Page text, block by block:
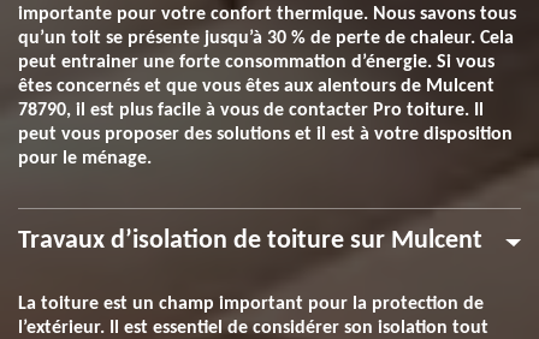
importante pour votre confort thermique. Nous savons tous
qu’un toit se présente jusqu’à 30 % de perte de chaleur. Cela
peut entrainer une forte consommation d’énergie. Si vous
êtes concernés et que vous êtes aux alentours de Mulcent
78790, il est plus facile à vous de contacter Pro toiture. Il
peut vous proposer des solutions et il est à votre disposition
pour le ménage.
Travaux d’isolation de toiture sur Mulcent
La toiture est un champ important pour la protection de
l’extérieur. Il est essentiel de considérer son isolation tout